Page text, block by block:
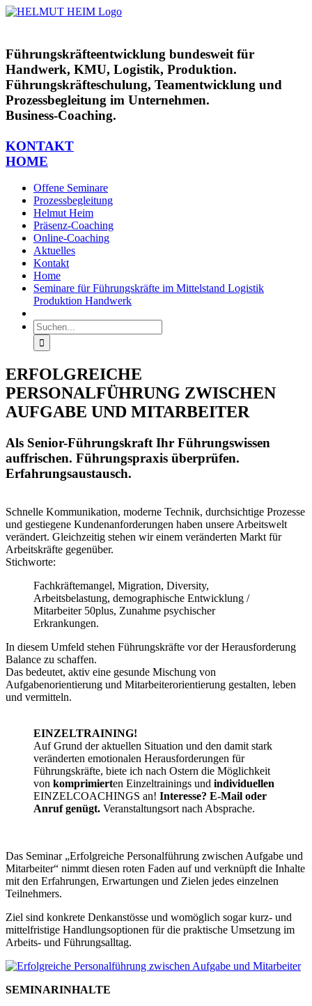
Zum
Führungskräfteentwicklung bundesweit für
Handwerk, KMU, Logistik, Produktion.
Führungskräfteschulung, Teamentwicklung und
Prozessbegleitung im Unternehmen.
Business-Coaching.
KONTAKT
HOME
Offene Seminare
Prozessbegleitung
Helmut Heim
Präsenz-Coaching
Online-Coaching
Aktuelles
Kontakt
Home
Seminare für Führungskräfte im Mittelstand Logistik
Produktion Handwerk
Suche
nach:
ERFOLGREICHE
PERSONALFÜHRUNG ZWISCHEN
AUFGABE UND MITARBEITER
Als Senior-Führungskraft Ihr Führungswissen
auffrischen. Führungspraxis überprüfen.
Erfahrungsaustausch.
Schnelle Kommunikation, moderne Technik, durchsichtige Prozesse
und gestiegene Kundenanforderungen haben unsere Arbeitswelt
verändert. Gleichzeitig stehen wir einem veränderten Markt für
Arbeitskräfte gegenüber.
Stichworte:
Fachkräftemangel, Migration, Diversity,
Arbeitsbelastung, demographische Entwicklung /
Mitarbeiter 50plus, Zunahme psychischer
Erkrankungen.
In diesem Umfeld stehen Führungskräfte vor der Herausforderung
Balance zu schaffen.
Das bedeutet, aktiv eine gesunde Mischung von
Aufgabenorientierung und Mitarbeiterorientierung gestalten, leben
und vermitteln.
EINZELTRAINING!
Auf Grund der aktuellen Situation und den damit stark
veränderten emotionalen Herausforderungen für
Führungskräfte, biete ich nach Ostern die Möglichkeit
von komprimierten Einzeltrainings und individuellen
EINZELCOACHINGS an! Interesse? E-Mail oder
Anruf genügt. Veranstaltungsort nach Absprache.
Das Seminar „Erfolgreiche Personalführung zwischen Aufgabe und
Mitarbeiter“ nimmt diesen roten Faden auf und verknüpft die Inhalte
mit den Erfahrungen, Erwartungen und Zielen jedes einzelnen
Teilnehmers.
Ziel sind konkrete Denkanstösse und womöglich sogar kurz- und
mittelfristige Handlungsoptionen für die praktische Umsetzung im
Arbeits- und Führungsalltag.
SEMINARINHALTE